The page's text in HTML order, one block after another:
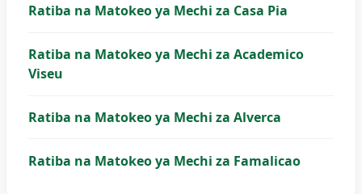
Ratiba na Matokeo ya Mechi za Casa Pia
Ratiba na Matokeo ya Mechi za Academico
Viseu
Ratiba na Matokeo ya Mechi za Alverca
Ratiba na Matokeo ya Mechi za Famalicao